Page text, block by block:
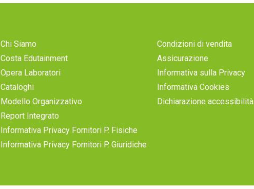
Chi Siamo
Costa Edutainment
Opera Laboratori
Cataloghi
Modello Organizzativo
Report Integrato
Informativa Privacy Fornitori P. Fisiche
Informativa Privacy Fornitori P. Giuridiche
Condizioni di vendita
Assicurazione
Informativa sulla Privacy
Informativa Cookies
Dichiarazione accessibilità